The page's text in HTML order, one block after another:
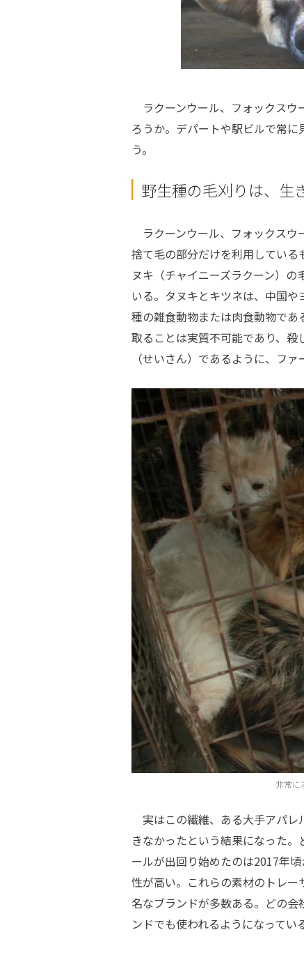
ラクーンウール、フォックスウ
ろうか。デパートや駅ビルで常
う。
野生種の毛刈りは、生
ラクーンウール、フォックスウ
捨て毛の部分だけを利用してい
ヌキ（チャイニーズラクーン）
いる。タヌキとキツネは、中国
種の雑食動物または肉食動物で
取ることは実質不可能であり、
（せいさん）であるように、フ
非常に
実はこの繊維、ある大手アパレ
きなかったという結果になった
ールが出回り始めたのは2017年
性が高い。これらの素材のトレ
名なブランドが多数ある。どの
ンドでも使われるようになってい